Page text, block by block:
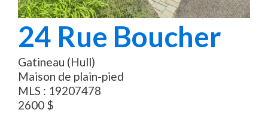
24 Rue Boucher
Gatineau (Hull)
Maison de plain-pied
MLS : 19207478
2600 $